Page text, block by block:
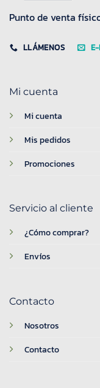
Punto de venta
LLÁMENOS
Mi cuenta
Mi cuenta
Mis pedidos
Promociones
Servicio al cliente
¿Cómo comprar?
Envíos
Contacto
Nosotros
Contacto